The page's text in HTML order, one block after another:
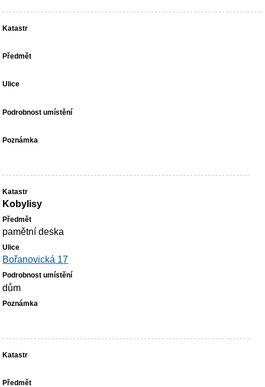
Kobylisy
pamětní deska
Bořanovická 17
dům